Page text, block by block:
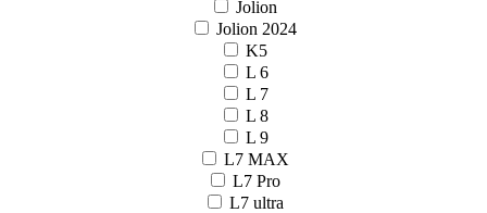
Jolion
Jolion 2024
K5
L 6
L 7
L 8
L 9
L7 MAX
L7 Pro
L7 ultra